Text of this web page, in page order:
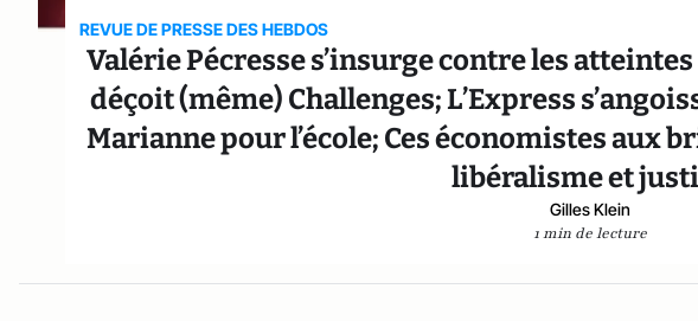
REVUE DE PRESSE DES HEBDOS
Valérie Pécresse s’insurge contre les
déçoit (même) Challenges; L’Express
Marianne pour l’école; Ces économistes aux
libéralisme et
Gilles Klein
1 min de lecture